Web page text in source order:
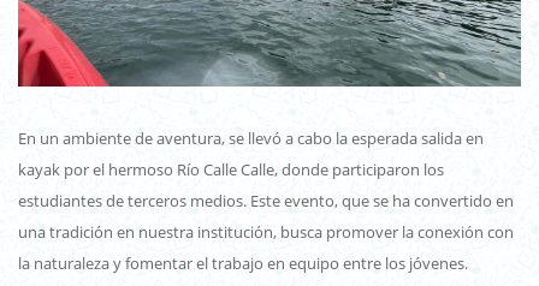
En un ambiente de aventura, se llevó a cabo la esperada salida en
kayak por el hermoso Río Calle Calle, donde participaron los
estudiantes de terceros medios. Este evento, que se ha convertido en
una tradición en nuestra institución, busca promover la conexión con
la naturaleza y fomentar el trabajo en equipo entre los jóvenes.